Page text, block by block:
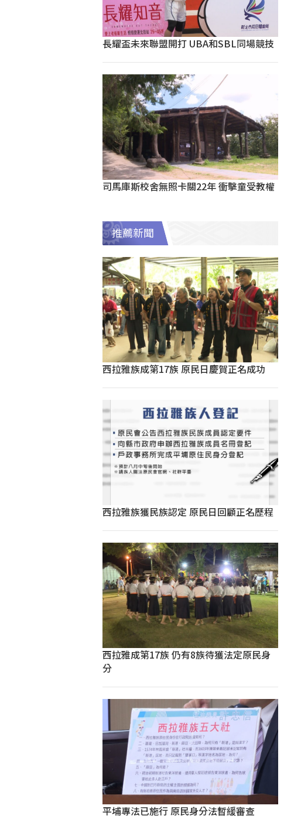
長耀盃未來聯盟開打 UBA和SBL同場競技
司馬庫斯校舍無照卡關22年 衝擊童受教權
推薦新聞
西拉雅族成第17族 原民日慶賀正名成功
西拉雅族獲民族認定 原民日回顧正名歷程
西拉雅成第17族 仍有8族待獲法定原民身
分
平埔專法已施行 原民身分法暫緩審查